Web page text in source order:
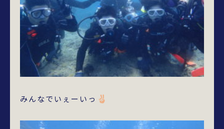
みんなでいぇーいっ